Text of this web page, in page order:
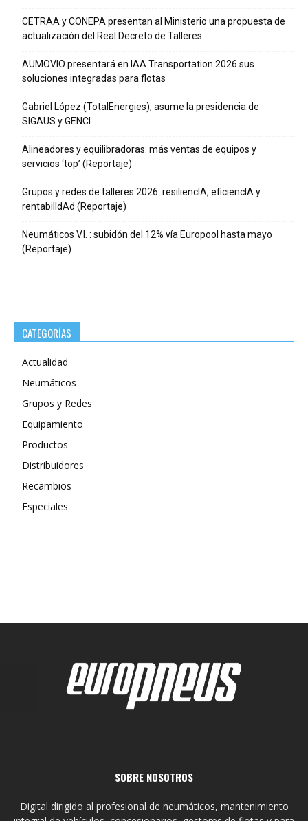
CETRAA y CONEPA presentan al Ministerio una propuesta de
actualización del Real Decreto de Talleres
AUMOVIO presentará en IAA Transportation 2026 sus
soluciones integradas para flotas
Gabriel López (TotalEnergies), asume la presidencia de
SIGAUS y GENCI
Alineadores y equilibradoras: más ventas de equipos y
servicios ‘top’ (Reportaje)
Grupos y redes de talleres 2026: resiliencIA, eficiencIA y
rentabilIdAd (Reportaje)
Neumáticos V.I. : subidón del 12% vía Europool hasta mayo
(Reportaje)
CATEGORÍAS
Actualidad
Neumáticos
Grupos y Redes
Equipamiento
Productos
Distribuidores
Recambios
Especiales
SOBRE NOSOTROS
Digital dirigido al profesional de neumáticos, mantenimiento